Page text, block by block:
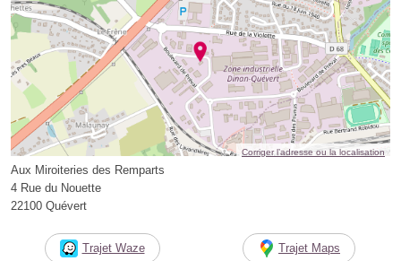
Corriger l’adresse ou la localisation
Aux Miroiteries des Remparts
4 Rue du Nouette
22100 Quévert
Trajet Waze Trajet Maps